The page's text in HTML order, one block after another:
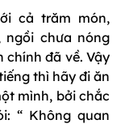
cả trăm món,
chưa nóng
chính đã về. Vậy
thì hãy đi ăn
mình, bởi chắc
“ Không quan